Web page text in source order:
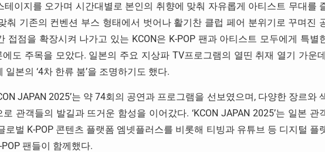
테이지를 오가며 시간대별로 본인의 취향에 맞춰 자유롭게 아티스트 무대를
맞춰 기존의 컨벤션 부스 형태에서 벗어나 활기찬 클럽 페어 분위기로 꾸며진
접점을 확장시켜 나가고 있는 KCON은 K-POP 팬과 아티스트 모두에게 특별
도 주목을 모았다. 일본의 주요 지상파 TV프로그램의 열띤 취재 열기 가운
일본의 ‘4차 한류 붐’을 조명하기도 했다.
JAPAN 2025’는 약 74회의 공연과 프로그램을 선보였으며, 다양한 장르와
관객들의 발길과 뜨거운 함성을 이어갔다. ‘KCON JAPAN 2025’는 일본 관
벌 K-POP 콘텐츠 플랫폼 엠넷플러스를 비롯해 티빙과 유튜브 등 디지털 플
팬들이 함께했다.